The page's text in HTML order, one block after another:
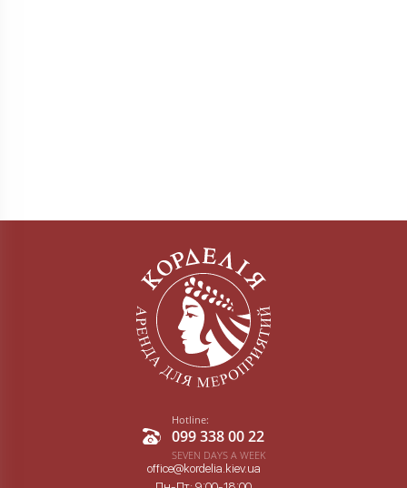
Hotline:
099 338 00 22
SEVEN DAYS A WEEK
office@kordelia.kiev.ua